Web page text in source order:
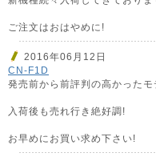
ご注文はおはやめに!
2016年06月12日
CN-F1D
発売前から前評判の高かったモ
入荷後も売れ行き絶好調!
お早めにお買い求め下さい!